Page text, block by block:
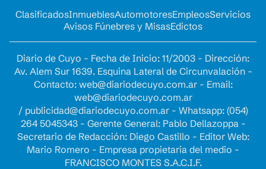
ClasificadosInmueblesAutomotoresEmpleosServicios
Avisos Fúnebres y MisasEdictos
Diario de Cuyo - Fecha de Inicio: 11/2003 - Dirección:
Av. Alem Sur 1639. Esquina Lateral de Circunvalación -
Contacto: web@diariodecuyo.com.ar- Email:
web@diariodecuyo.com.ar
/ publicidad@diariodecuyo.com.ar- Whatsapp: (054)
264 5045343 - Gerente General: Pablo Dellazoppa -
Secretario de Redacción: Diego Castillo - Editor Web:
Mario Romero - Empresa propietaria del medio -
FRANCISCO MONTES S.A.C.I.F.